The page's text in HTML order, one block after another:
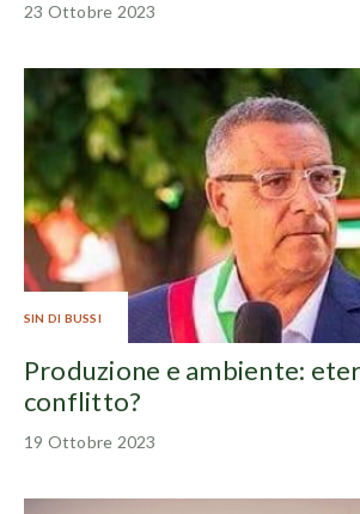
23 Ottobre 2023
SIN DI BUSSI
Produzione e ambiente:
conflitto?
19 Ottobre 2023